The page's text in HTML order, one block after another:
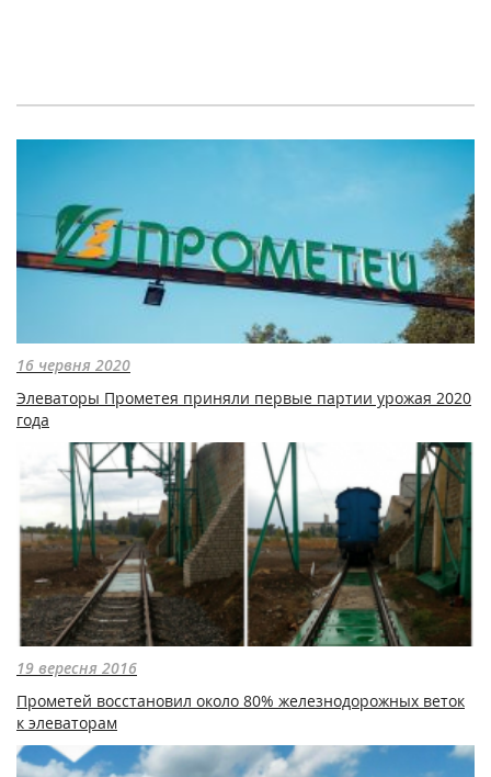
16 червня 2020
Элеваторы Прометея приняли первые партии урожая 2020
года
19 вересня 2016
Прометей восстановил около 80% железнодорожных веток
к элеваторам